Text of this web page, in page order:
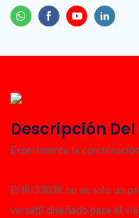
Descripción
Experimenta la
El IR-3303R no es solo un
versátil diseñado para el